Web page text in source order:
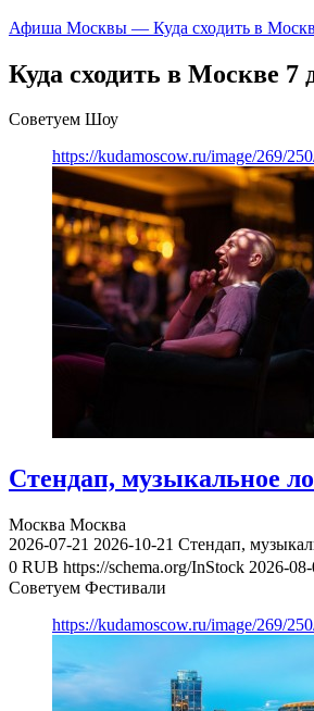
Афиша Москвы — Куда сходить в
Куда сходить в Москве 7
Советуем Шоу
https://kudamoscow.ru/image/269/
Стендап, музыкальное
Москва Москва
2026-07-21 2026-10-21 Стендап,
0 RUB https://schema.org/InStock 2026-
Советуем Фестивали
https://kudamoscow.ru/image/269/